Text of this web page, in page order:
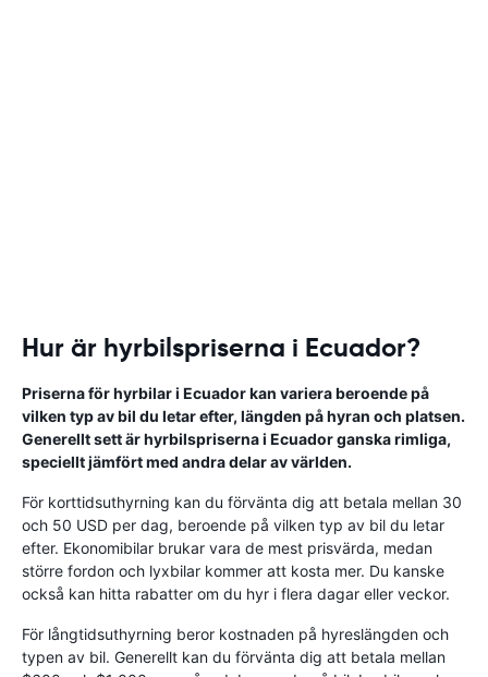
Hur är hyrbilspriserna i Ecuador?
Priserna för hyrbilar i Ecuador kan variera beroende på
vilken typ av bil du letar efter, längden på hyran och platsen.
Generellt sett är hyrbilspriserna i Ecuador ganska rimliga,
speciellt jämfört med andra delar av världen.
För korttidsuthyrning kan du förvänta dig att betala mellan 30
och 50 USD per dag, beroende på vilken typ av bil du letar
efter. Ekonomibilar brukar vara de mest prisvärda, medan
större fordon och lyxbilar kommer att kosta mer. Du kanske
också kan hitta rabatter om du hyr i flera dagar eller veckor.
För långtidsuthyrning beror kostnaden på hyreslängden och
typen av bil. Generellt kan du förvänta dig att betala mellan